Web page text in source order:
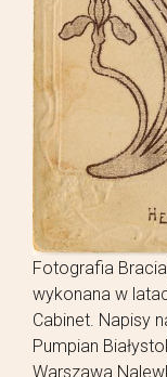
Fotografia
wykonana w
Cabinet. Napisy
Pumpian
Warszawa